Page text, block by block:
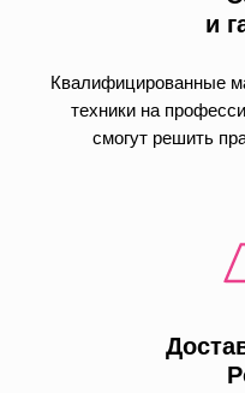
и
Квалифицированные
техники на
смогут решить